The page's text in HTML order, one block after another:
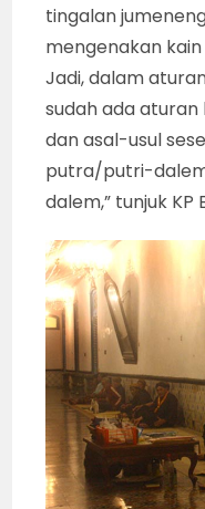
tingalan
mengenakan
Jadi, dalam
sudah ada
dan asal-usul
putra/putri-
dalem,” tunjuk KP